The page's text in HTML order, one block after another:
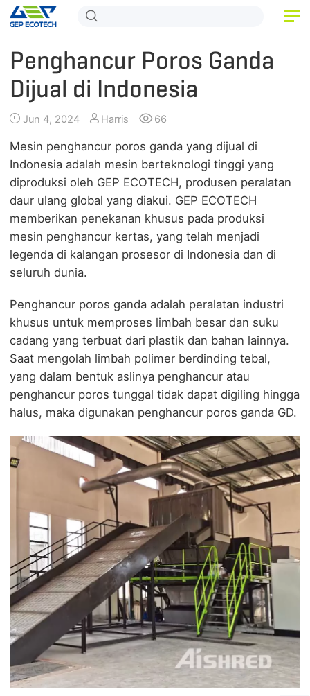
BERANDA
PRODUK
APLIKASI
RILIS
TENTANG KAMI
HUBUNGI KAMI
Penghancur Poros Ganda
Dijual di Indonesia
Jun 4, 2024 Harris 66
Mesin penghancur poros ganda yang dijual di
Indonesia adalah mesin berteknologi tinggi yang
diproduksi oleh GEP ECOTECH, produsen peralatan
daur ulang global yang diakui. GEP ECOTECH
memberikan penekanan khusus pada produksi
mesin penghancur kertas, yang telah menjadi
legenda di kalangan prosesor di Indonesia dan di
seluruh dunia.
Penghancur poros ganda adalah peralatan industri
khusus untuk memproses limbah besar dan suku
cadang yang terbuat dari plastik dan bahan lainnya.
Saat mengolah limbah polimer berdinding tebal,
yang dalam bentuk aslinya penghancur atau
penghancur poros tunggal tidak dapat digiling hingga
halus, maka digunakan penghancur poros ganda GD.